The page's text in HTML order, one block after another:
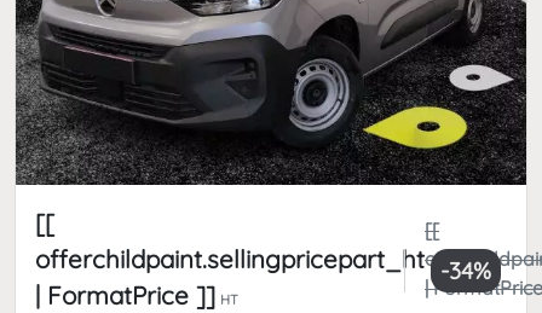
[[
offerchildpaint.sellingpricepart_ht
| FormatPrice ]] HT
[[
|
-34%